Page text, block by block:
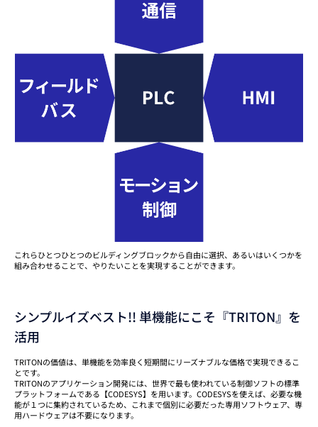
これらひとつひとつのビルディングブロックから自由に選択、あるいはいくつかを
組み合わせることで、やりたいことを実現することができます。
シンプルイズベスト!! 単機能にこそ『TRITON』を
活用
TRITONの価値は、単機能を効率良く短期間にリーズナブルな価格で実現できるこ
とです。
TRITONのアプリケーション開発には、世界で最も使われている制御ソフトの標準
プラットフォームである【CODESYS】を用います。CODESYSを使えば、必要な機
能が１つに集約されているため、これまで個別に必要だった専用ソフトウェア、専
用ハードウェアは不要になります。